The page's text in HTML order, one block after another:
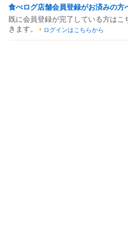
食べログ店舗会員登録がお済みの方
既に会員登録が完了している方はこ
きます。
ログインはこちらから